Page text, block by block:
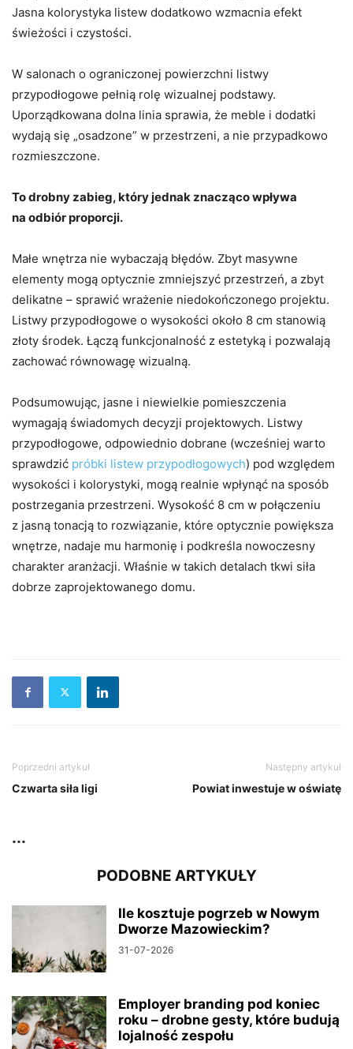
Jasna kolorystyka listew dodatkowo wzmacnia efekt
świeżości i czystości.
W salonach o ograniczonej powierzchni listwy
przypodłogowe pełnią rolę wizualnej podstawy.
Uporządkowana dolna linia sprawia, że meble i dodatki
wydają się „osadzone” w przestrzeni, a nie przypadkowo
rozmieszczone.
To drobny zabieg, który jednak znacząco wpływa
na odbiór proporcji.
Małe wnętrza nie wybaczają błędów. Zbyt masywne
elementy mogą optycznie zmniejszyć przestrzeń, a zbyt
delikatne – sprawić wrażenie niedokończonego projektu.
Listwy przypodłogowe o wysokości około 8 cm stanowią
złoty środek. Łączą funkcjonalność z estetyką i pozwalają
zachować równowagę wizualną.
Podsumowując, jasne i niewielkie pomieszczenia
wymagają świadomych decyzji projektowych. Listwy
przypodłogowe, odpowiednio dobrane (wcześniej warto
sprawdzić próbki listew przypodłogowych) pod względem
wysokości i kolorystyki, mogą realnie wpłynąć na sposób
postrzegania przestrzeni. Wysokość 8 cm w połączeniu
z jasną tonacją to rozwiązanie, które optycznie powiększa
wnętrze, nadaje mu harmonię i podkreśla nowoczesny
charakter aranżacji. Właśnie w takich detalach tkwi siła
dobrze zaprojektowanego domu.
Poprzedni artykuł
Czwarta siła ligi
Następny artykuł
Powiat inwestuje w oświatę
...
PODOBNE ARTYKUŁY
Ile kosztuje pogrzeb w Nowym
Dworze Mazowieckim?
31-07-2026
Employer branding pod koniec
roku – drobne gesty, które budują
lojalność zespołu